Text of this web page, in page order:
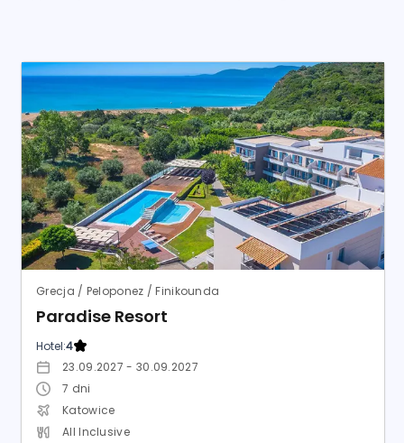
Grecja / Peloponez / Finikounda
Paradise Resort
Hotel:4
23.09.2027 - 30.09.2027
7 dni
Katowice
All Inclusive